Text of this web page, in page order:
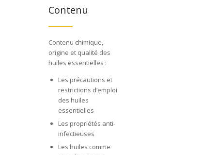
Contenu
Contenu chimique,
origine et qualité des
huiles essentielles :
Les précautions et
restrictions d’emploi
des huiles
essentielles
Les propriétés anti-
infectieuses
Les huiles comme